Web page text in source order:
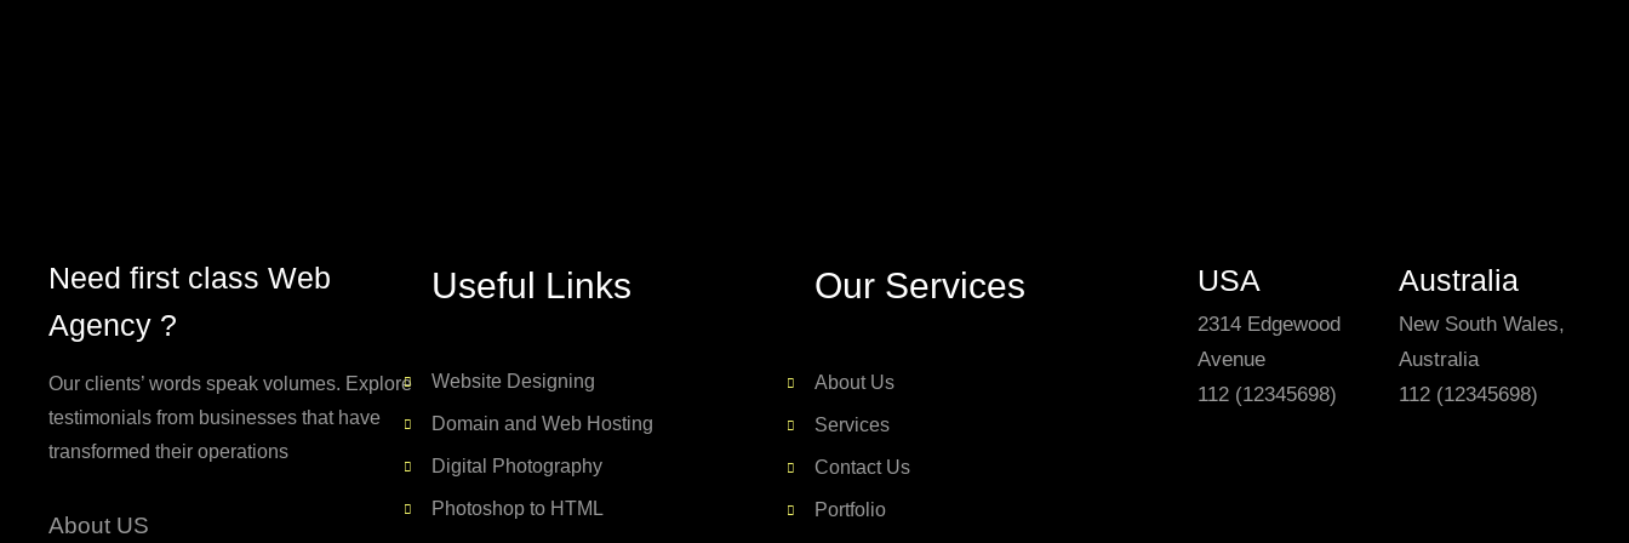
Need first class Web
Agency ?
Our clients’ words speak volumes. Explore
testimonials from businesses that have
transformed their operations
About US
Useful Links
Website Designing
Domain and Web Hosting
Digital Photography
Photoshop to HTML
Our Services
About Us
Services
Contact Us
Portfolio
USA
2314 Edgewood
Avenue
112 (12345698)
Australia
New South Wales,
Australia
112 (12345698)